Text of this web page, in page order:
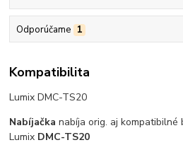
Odporúčame 1
Kompatibilita
Lumix DMC-TS20
Nabíjačka nabíja orig. aj kompatibilné
Lumix DMC-TS20